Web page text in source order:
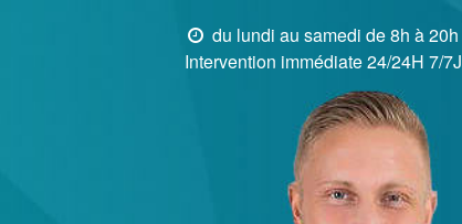
du lundi au samedi de 8h à 20h
Intervention immédiate 24/24H 7/7J